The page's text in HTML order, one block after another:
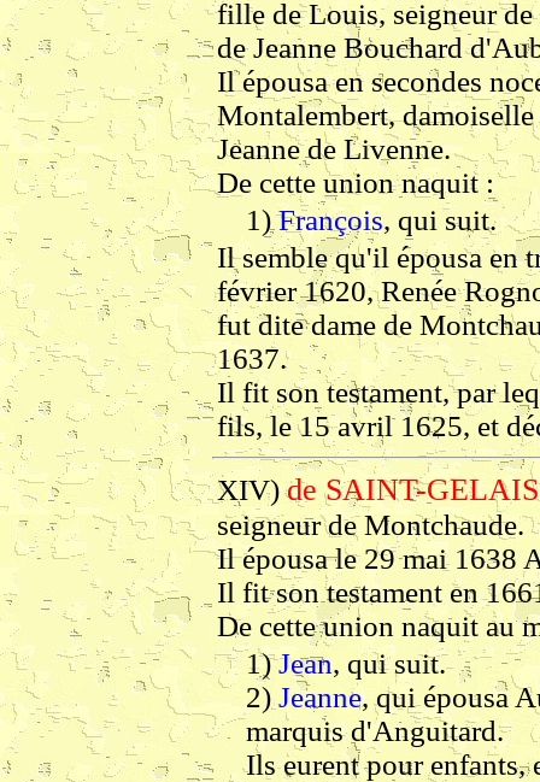
fille de Louis, seigneur de
de Jeanne Bouchard
Il épousa en secondes
Montalembert,
Jeanne de Livenne.
De cette union naquit :
1)François, qui suit.
Il semble qu'il épousa en
février 1620, Renée
fut dite dame de
1637.
Il fit son testament, par
fils, le 15 avril 1625, et
XIV)de SAINT-
seigneur de Montchaude.
Il épousa le 29 mai 1638
Il fit son testament en
De cette union naquit au
1)Jean, qui suit.
2)Jeanne, qui épousa
marquis d'Anguitard.
Ils eurent pour enfants,